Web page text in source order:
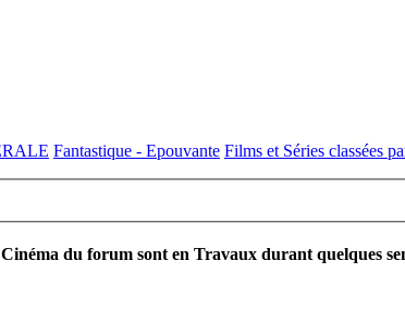
Fantastique - Epouvante Films et Séries classées
du forum sont en Travaux durant quelques